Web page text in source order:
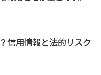
信用情報と法的リスク